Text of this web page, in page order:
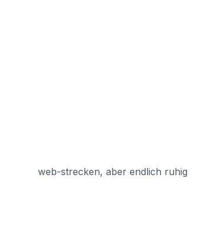
web-strecken, aber endlich ruhig